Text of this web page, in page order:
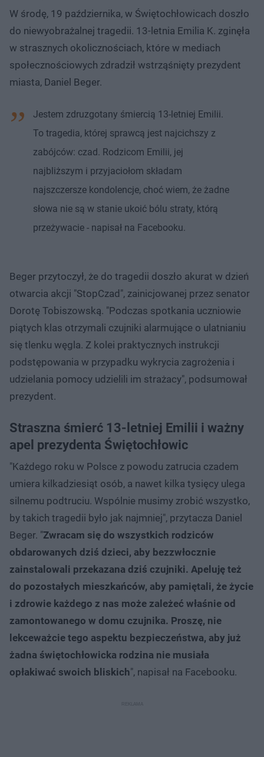
W środę, 19 października, w Świętochłowicach doszło
do niewyobrażalnej tragedii. 13-letnia Emilia K. zginęła
w strasznych okolicznościach, które w mediach
społecznościowych zdradził wstrząśnięty prezydent
miasta, Daniel Beger.
Jestem zdruzgotany śmiercią 13-letniej Emilii.
To tragedia, której sprawcą jest najcichszy z
zabójców: czad. Rodzicom Emilii, jej
najbliższym i przyjaciołom składam
najszczersze kondolencje, choć wiem, że żadne
słowa nie są w stanie ukoić bólu straty, którą
przeżywacie - napisał na Facebooku.
Beger przytoczył, że do tragedii doszło akurat w dzień
otwarcia akcji "StopCzad", zainicjowanej przez senator
Dorotę Tobiszowską. "Podczas spotkania uczniowie
piątych klas otrzymali czujniki alarmujące o ulatnianiu
się tlenku węgla. Z kolei praktycznych instrukcji
podstępowania w przypadku wykrycia zagrożenia i
udzielania pomocy udzielili im strażacy", podsumował
prezydent.
Straszna śmierć 13-letniej Emilii i ważny
apel prezydenta Świętochłowic
"Każdego roku w Polsce z powodu zatrucia czadem
umiera kilkadziesiąt osób, a nawet kilka tysięcy ulega
silnemu podtruciu. Wspólnie musimy zrobić wszystko,
by takich tragedii było jak najmniej", przytacza Daniel
Beger. "Zwracam się do wszystkich rodziców
obdarowanych dziś dzieci, aby bezzwłocznie
zainstalowali przekazana dziś czujniki. Apeluję też
do pozostałych mieszkańców, aby pamiętali, że życie
i zdrowie każdego z nas może zależeć właśnie od
zamontowanego w domu czujnika. Proszę, nie
lekceważcie tego aspektu bezpieczeństwa, aby już
żadna świętochłowicka rodzina nie musiała
opłakiwać swoich bliskich", napisał na Facebooku.